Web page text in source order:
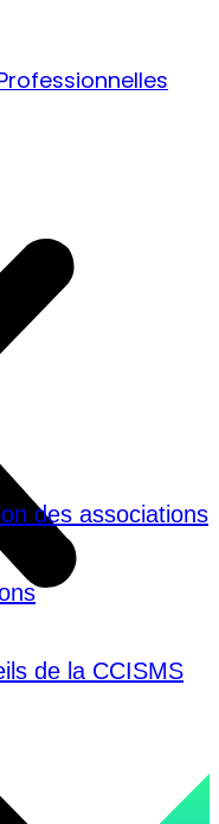
des associations
de la CCISMS